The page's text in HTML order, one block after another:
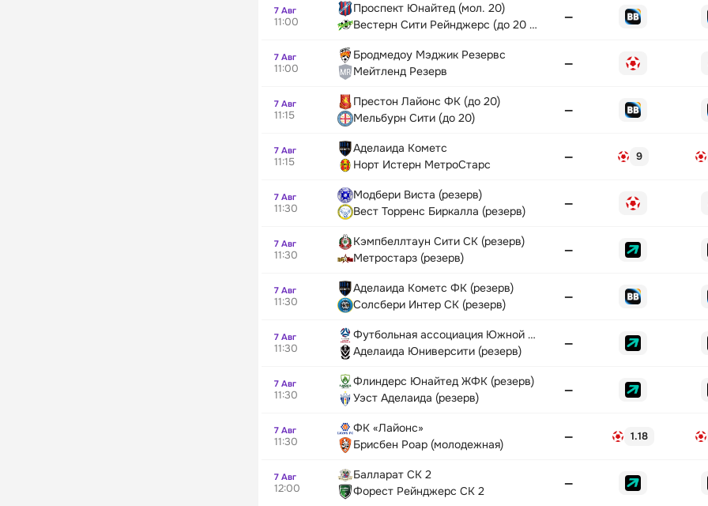
7 Авг
11:00
Проспект Юнайтед (мол. 20)
Вестерн Сити Рейнджерс (до 20 лет)
—
7 Авг
11:00
Бродмедоу Мэджик Резервс
Мейтленд Резерв
—
7 Авг
11:15
Престон Лайонс ФК (до 20)
Мельбурн Сити (до 20)
—
7 Авг
11:15
Аделаида Кометс
Норт Истерн МетроСтарс
— 9
7 Авг
11:30
Модбери Виста (резерв)
Вест Торренс Биркалла (резерв)
—
7 Авг
11:30
Кэмпбеллтаун Сити СК (резерв)
Метростарз (резерв)
—
7 Авг
11:30
Аделаида Кометс ФК (резерв)
Солсбери Интер СК (резерв)
—
7 Авг
11:30
Футбольная ассоциация Южной Австралии NTC
Аделаида Юниверсити (резерв)
—
7 Авг
11:30
Флиндерс Юнайтед ЖФК (резерв)
Уэст Аделаида (резерв)
—
7 Авг
11:30
ФК «Лайонс»
Брисбен Роар (молодежная)
— 1.18
7 Авг
12:00
Балларат СК 2
Форест Рейнджерс СК 2
—